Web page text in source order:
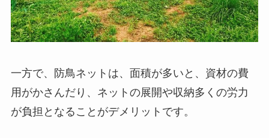
一方で、防鳥ネットは、面積が多いと、資材の費
用がかさんだり、ネットの展開や収納多くの労力
が負担となることがデメリットです。